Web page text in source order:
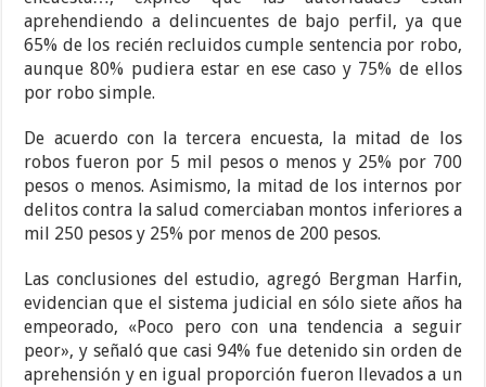
aprehendiendo a delincuentes de bajo perfil, ya que
65% de los recién recluidos cumple sentencia por robo,
aunque 80% pudiera estar en ese caso y 75% de ellos
por robo simple.
De acuerdo con la tercera encuesta, la mitad de los
robos fueron por 5 mil pesos o menos y 25% por 700
pesos o menos. Asimismo, la mitad de los internos por
delitos contra la salud comerciaban montos inferiores a
mil 250 pesos y 25% por menos de 200 pesos.
Las conclusiones del estudio, agregó Bergman Harfin,
evidencian que el sistema judicial en sólo siete años ha
empeorado, «Poco pero con una tendencia a seguir
peor», y señaló que casi 94% fue detenido sin orden de
aprehensión y en igual proporción fueron llevados a un